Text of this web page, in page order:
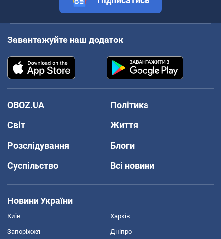
Завантажуйте наш додаток
OBOZ.UA
Політика
Світ
Життя
Розслідування
Блоги
Суспільство
Всі новини
Новини України
Київ Харків
Запоріжжя Дніпро